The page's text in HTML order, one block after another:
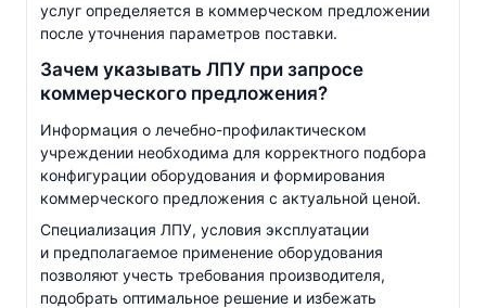
услуг определяется в коммерческом предложении
после уточнения параметров поставки.
Зачем указывать ЛПУ при запросе
коммерческого предложения?
Информация о лечебно-профилактическом
учреждении необходима для корректного подбора
конфигурации оборудования и формирования
коммерческого предложения с актуальной ценой.
Специализация ЛПУ, условия эксплуатации
и предполагаемое применение оборудования
позволяют учесть требования производителя,
подобрать оптимальное решение и избежать